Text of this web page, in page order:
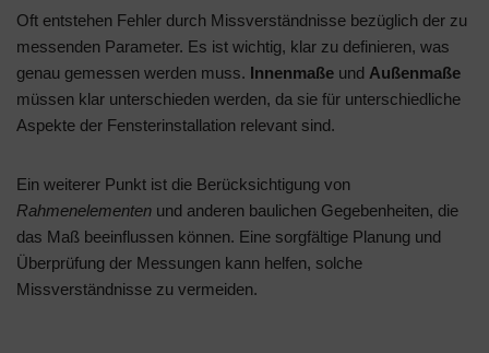
Oft entstehen Fehler durch Missverständnisse bezüglich der zu
messenden Parameter. Es ist wichtig, klar zu definieren, was
genau gemessen werden muss. Innenmaße und Außenmaße
müssen klar unterschieden werden, da sie für unterschiedliche
Aspekte der Fensterinstallation relevant sind.
Ein weiterer Punkt ist die Berücksichtigung von
Rahmenelementen und anderen baulichen Gegebenheiten, die
das Maß beeinflussen können. Eine sorgfältige Planung und
Überprüfung der Messungen kann helfen, solche
Missverständnisse zu vermeiden.